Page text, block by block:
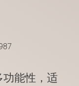
能性，适